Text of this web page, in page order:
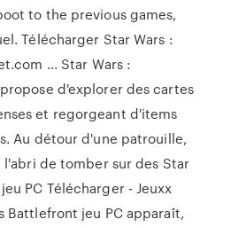
to the previous games,
Télécharger Star Wars :
... Star Wars :
d'explorer des cartes
et regorgeant d'items
Au détour d'une patrouille,
l'abri de tomber sur des Star
PC Télécharger - Jeuxx
Battlefront jeu PC apparaît,